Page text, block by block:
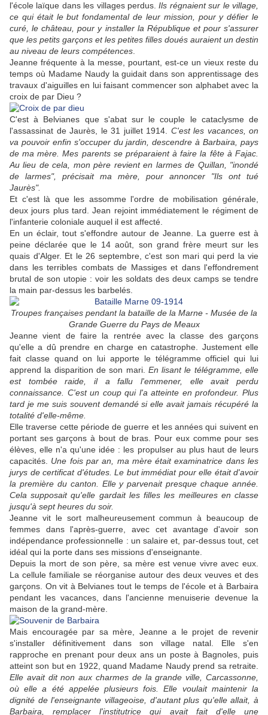
l'école laïque dans les villages perdus.Ils régnaient sur le village,
ce qui était le but fondamental de leur mission, pour y défier le
curé, le château, pour y installer la République et pour s'assurer
que les petits garçons et les petites filles doués auraient un destin
au niveau de leurs compétences
Jeanne fréquente à la messe, pourtant, est-ce un vieux reste du
temps où Madame Naudy la guidait dans son apprentissage des
travaux d'aiguilles en lui faisant commencer son alphabet avec la
croix de par Dieu ?
C'est à Belvianes que s'abat sur le couple le cataclysme de
l'assassinat de Jaurès, le 31 juillet 1914. C'est les vacances, on
va pouvoir enfin s'occuper du jardin, descendre à Barbaira, pays
de ma mère. Mes parents se préparaient à faire la fête à Fajac.
Au lieu de cela, mon père revient en larmes de Quillan, "inondé
de larmes", précisait ma mère, pour annoncer "Ils ont tué
Jaurès".
Et c'est là que les assomme l'ordre de mobilisation générale,
deux jours plus tard. Jean rejoint immédiatement le régiment de
l'infanterie coloniale auquel il est affecté.
En un éclair, tout s'effondre autour de Jeanne. La guerre est à
peine déclarée que le 14 août, son grand frère meurt sur les
quais d'Alger. Et le 26 septembre, c'est son mari qui perd la vie
dans les terribles combats de Massiges et dans l'effondrement
brutal de son utopie : voir les soldats des deux camps se tendre
la main par-dessus les barbelés.
Troupes françaises pendant la bataille de la Marne - Musée de la
Grande Guerre du Pays de Meaux
Jeanne vient de faire la rentrée avec la classe des garçons
qu'elle a dû prendre en charge en catastrophe. Justement elle
fait classe quand on lui apporte le télégramme officiel qui lui
apprend la disparition de son mari. En lisant le télégramme, elle
est tombée raide, il a fallu l'emmener, elle avait perdu
connaissance. C'est un coup qui l'a atteinte en profondeur. Plus
tard je me suis souvent demandé si elle avait jamais récupéré la
totalité d'elle-même.
Elle traverse cette période de guerre et les années qui suivent en
portant ses garçons à bout de bras. Pour eux comme pour ses
élèves, elle n'a qu'une idée : les propulser au plus haut de leurs
capacités. Une fois par an, ma mère était examinatrice dans les
jurys de certificat d'études. Le but immédiat pour elle était d'avoir
la première du canton. Elle y parvenait presque chaque année.
Cela supposait qu'elle gardait les filles les meilleures en classe
jusqu'à sept heures du soir.
Jeanne vit le sort malheureusement commun à beaucoup de
femmes dans l'après-guerre, avec cet avantage d'avoir son
indépendance professionnelle : un salaire et, par-dessus tout, cet
idéal qui la porte dans ses missions d'enseignante.
Depuis la mort de son père, sa mère est venue vivre avec eux.
La cellule familiale se réorganise autour des deux veuves et des
garçons. On vit à Belvianes tout le temps de l'école et à Barbaira
pendant les vacances, dans l'ancienne menuiserie devenue la
maison de la grand-mère.
Mais encouragée par sa mère, Jeanne a le projet de revenir
s'installer définitivement dans son village natal. Elle s'en
rapproche en prenant pour deux ans un poste à Bagnoles, puis
atteint son but en 1922, quand Madame Naudy prend sa retraite.
Elle avait dit non aux charmes de la grande ville, Carcassonne,
où elle a été appelée plusieurs fois. Elle voulait maintenir la
dignité de l'enseignante villageoise, d'autant plus qu'elle allait, à
Barbaira, remplacer l'institutrice qui avait fait d'elle une